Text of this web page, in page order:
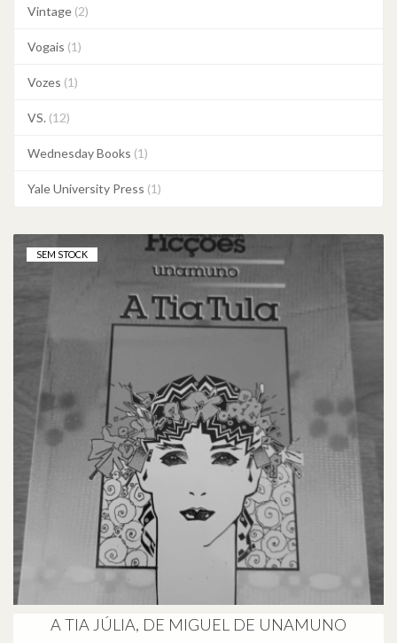
Vintage (2)
Vogais (1)
Vozes (1)
VS. (12)
Wednesday Books (1)
Yale University Press (1)
SEM STOCK
A TIA JÚLIA, DE MIGUEL DE UNAMUNO